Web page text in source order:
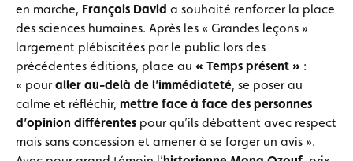
en marche, François David a souhaité renforcer la place
des sciences humaines. Après les « Grandes leçons »
largement plébiscitées par le public lors des
précédentes éditions, place au « Temps présent » :
« pouraller au-delà de l’immédiateté, se poser au
calme et réfléchir, mettre face à face des personnes
d’opinion différentes pour qu’ils débattent avec respect
mais sans concession et amener à se forger un avis ».